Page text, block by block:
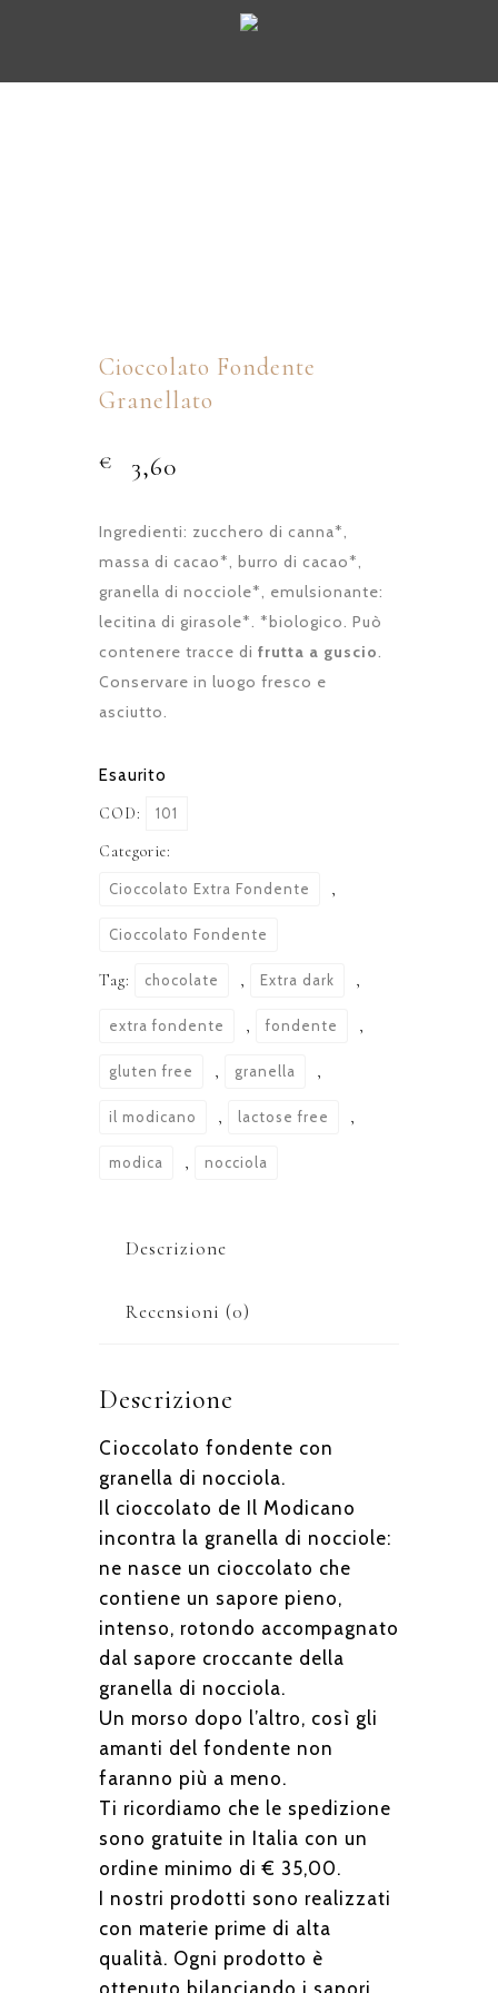
Cioccolato Fondente
Granellato
€ 3,60
Ingredienti: zucchero di canna*,
massa di cacao*, burro di cacao*,
granella di nocciole*, emulsionante:
lecitina di girasole*. *biologico. Può
contenere tracce di frutta a guscio.
Conservare in luogo fresco e
asciutto.
Esaurito
COD: 101
Categorie:
Cioccolato Extra Fondente ,
Cioccolato Fondente
Tag: chocolate , Extra dark ,
extra fondente , fondente ,
gluten free , granella ,
il modicano , lactose free ,
modica , nocciola
Descrizione
Recensioni (0)
Descrizione
Cioccolato fondente con
granella di nocciola.
Il cioccolato de Il Modicano
incontra la granella di nocciole:
ne nasce un cioccolato che
contiene un sapore pieno,
intenso, rotondo accompagnato
dal sapore croccante della
granella di nocciola.
Un morso dopo l’altro, così gli
amanti del fondente non
faranno più a meno.
Ti ricordiamo che le spedizione
sono gratuite in Italia con un
ordine minimo di € 35,00.
I nostri prodotti sono realizzati
con materie prime di alta
qualità. Ogni prodotto è
ottenuto bilanciando i sapori